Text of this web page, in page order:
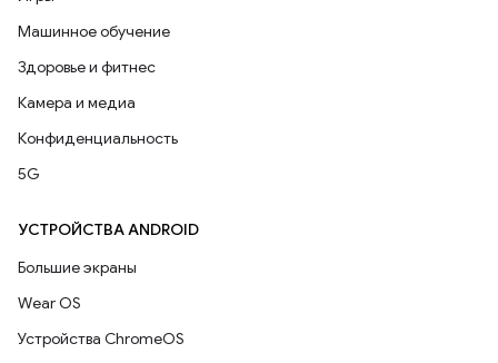
Машинное обучение
Здоровье и фитнес
Камера и медиа
Конфиденциальность
5G
УСТРОЙСТВА ANDROID
Большие экраны
Wear OS
Устройства ChromeOS